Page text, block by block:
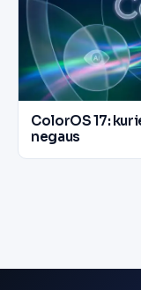
ColorOS 17:
negaus